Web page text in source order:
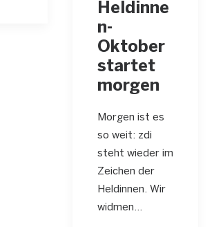
Heldinne
n-
Oktober
startet
morgen
Morgen ist es
so weit: zdi
steht wieder im
Zeichen der
Heldinnen. Wir
widmen…